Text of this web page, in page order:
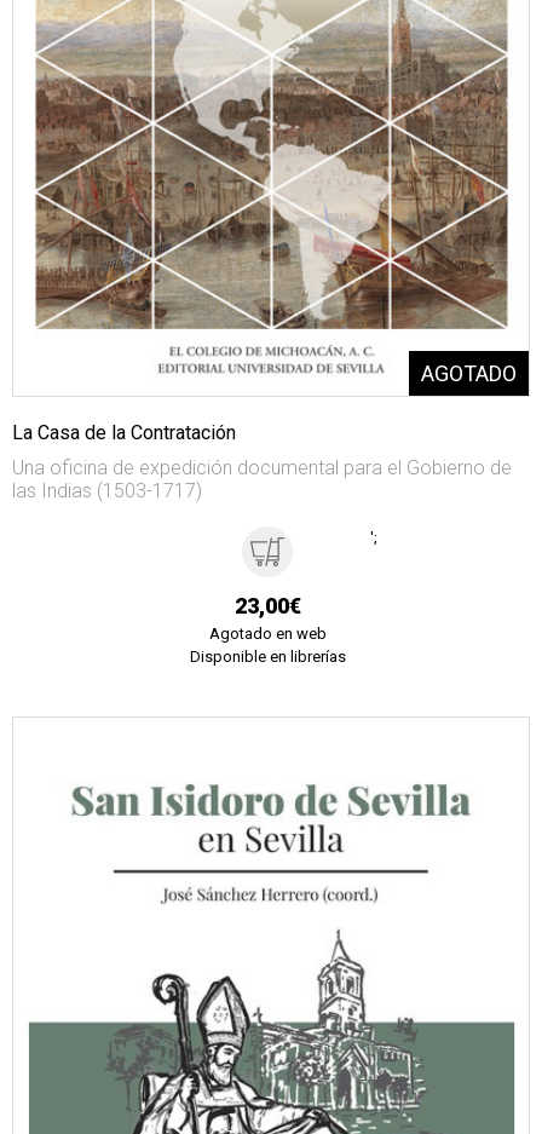
La Casa de la Contratación
Una oficina de expedición documental para el Gobierno de
las Indias (1503-1717)
23,00€
Agotado en web
Disponible en librerías
';